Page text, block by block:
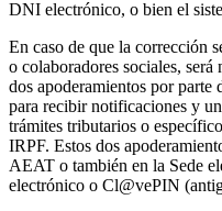
DNI electrónico, o bien el
En caso de que la corrección
o colaboradores sociales,
dos apoderamientos por
para recibir notificaciones y
trámites tributarios o
IRPF. Estos dos
AEAT o también en la Sede
electrónico o Cl@vePIN